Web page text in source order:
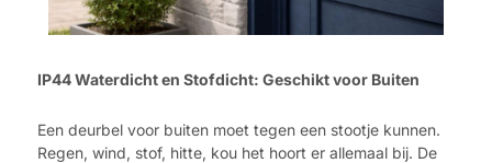
IP44 Waterdicht en Stofdicht: Geschikt voor Buiten
Een deurbel voor buiten moet tegen een stootje kunnen.
Regen, wind, stof, hitte, kou het hoort er allemaal bij. De